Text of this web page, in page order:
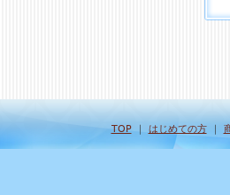
TOP｜ はじめての方｜